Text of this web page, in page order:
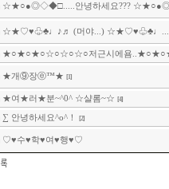
☆★○●◎◇◆□.....안녕하세요???
☆★♡♥♧♣♩♪♬ (머야...) ☆★♡♥♧♣♩...
★○★○★○☆○☆○☆○저근시에욤
★개⑨장ⓔ™★ [1]
★여★러★분~^0^ ☆샬롬~☆ [4]
∑ 안녕하세요^o^！ [2]
♡♥수♥학♥여♥행♥♡